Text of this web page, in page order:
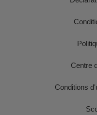
Centre
Conditions